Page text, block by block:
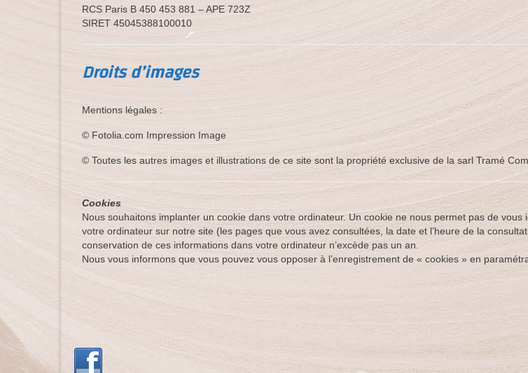
RCS Paris B 450 453 881 – APE 723Z
SIRET 45045388100010
Droits d’images
Mentions légales :
© Fotolia.com Impression Image
© Toutes les autres images et illustrations de ce site sont la propriété exclusive de la sarl Tramé
Cookies
Nous souhaitons implanter un cookie dans votre ordinateur. Un cookie ne nous permet pas de
votre ordinateur sur notre site (les pages que vous avez consultées, la date et l’heure de la
conservation de ces informations dans votre ordinateur n’excède pas un an.
Nous vous informons que vous pouvez vous opposer à l’enregistrement de « cookies » en